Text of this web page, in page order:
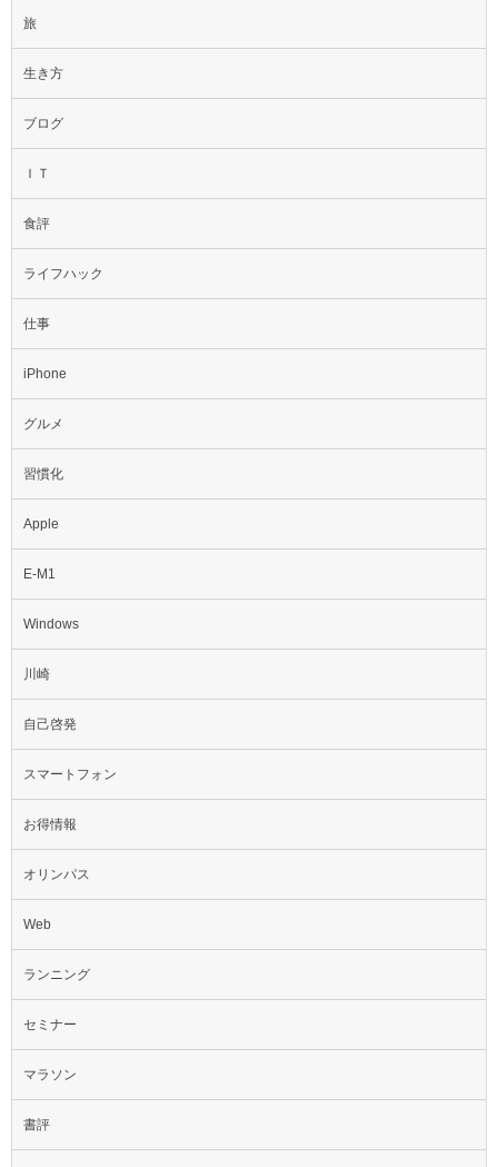
旅
生き方
ブログ
ＩＴ
食評
ライフハック
仕事
iPhone
グルメ
習慣化
Apple
E-M1
Windows
川崎
自己啓発
スマートフォン
お得情報
オリンパス
Web
ランニング
セミナー
マラソン
書評